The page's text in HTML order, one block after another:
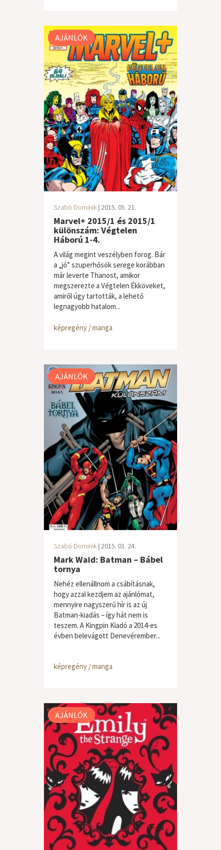
AJÁNLÓK
Szabó Dominik | 2015. 05. 21.
Marvel+ 2015/1 és 2015/1
különszám: Végtelen
Háború 1-4.
A világ megint veszélyben forog. Bár
a „jó” szuperhősök serege korábban
már leverte Thanost, amikor
megszerezte a Végtelen Ékköveket,
amiről úgy tartották, a lehető
legnagyobb hatalom...
képregény / manga
AJÁNLÓK
Szabó Dominik | 2015. 01. 24.
Mark Waid: Batman – Bábel
tornya
Nehéz ellenállnom a csábításnak,
hogy azzal kezdjem az ajánlómat,
mennyire nagyszerű hír is az új
Batman-kiadás – így hát nem is
teszem. A Kingpin Kiadó a 2014-es
évben belevágott Denevérember...
képregény / manga
AJÁNLÓK